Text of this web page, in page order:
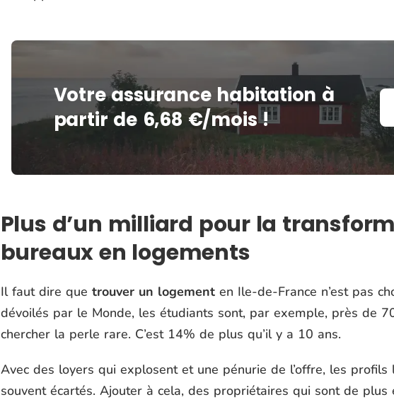
Votre assurance habitation à
partir de 6,68 €/mois !
Plus d’un milliard pour la
bureaux en logements
Il faut dire que trouver un logementen Ile-de-France n’est pas
dévoilés par le Monde, les étudiants sont, par exemple, près de
chercher la perle rare. C’est 14% de plus qu’il y a 10 ans.
Avec des loyers qui explosent et une pénurie de l’offre, les
souvent écartés. Ajouter à cela, des propriétaires qui sont de